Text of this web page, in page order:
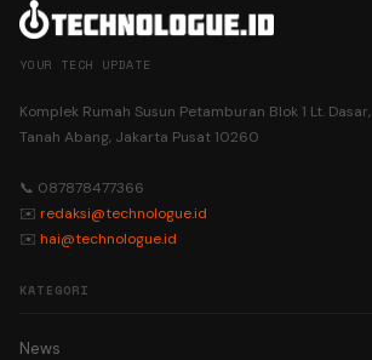
YOUR TECH UPDATE
Komplek Rumah Susun Petamburan Blok 1 Lt. Dasar,
Tanah Abang, Jakarta Pusat 10260
📞 087878477366
✉️ redaksi@technologue.id
✉️ hai@technologue.id
KATEGORI
News